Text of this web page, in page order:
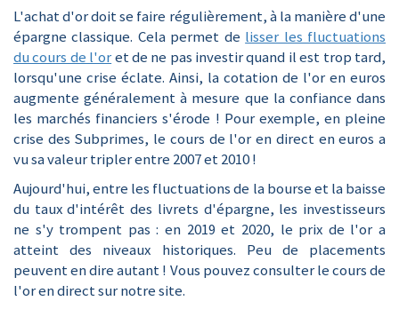
L'achat d'or doit se faire régulièrement, à la manière d'une
épargne classique. Cela permet de lisser les fluctuations
du cours de l'oret de ne pas investir quand il est trop tard,
lorsqu'une crise éclate. Ainsi, la cotation de l'or en euros
augmente généralement à mesure que la confiance dans
les marchés financiers s'érode ! Pour exemple, en pleine
crise des Subprimes, le cours de l'or en direct en euros a
vu sa valeur tripler entre 2007 et 2010 !
Aujourd'hui, entre les fluctuations de la bourse et la baisse
du taux d'intérêt des livrets d'épargne, les investisseurs
ne s'y trompent pas : en 2019 et 2020, le prix de l'or a
atteint des niveaux historiques. Peu de placements
peuvent en dire autant ! Vous pouvez consulter le cours de
l'or en direct sur notre site.